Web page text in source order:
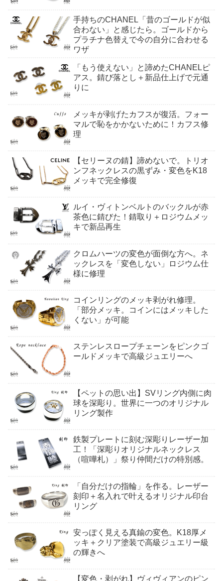
手持ちのCHANEL「昔のゴールドが似
合わない」と感じたら。ゴールドから
プラチナ色替えで今の自分に合わせる
ワザ
「もう使えない」と諦めたCHANELピ
アス。錆び落とし＋新品仕上げで元通
りに
メッキが剥げたカフスが復活。フォー
マルで恥をかかないために！カフス修
理
【セリーヌの錆】諦めないで。トリオ
ンフネックレスの黒ずみ・変色をK18
メッキで完全修復
ルイ・ヴィトンベルトのバックルが赤
茶色に錆びた！錆取り＋ロジウムメッ
キで新品再生
クロムハーツの変色が面倒な方へ。ネ
ックレスを「変色しない」ロジウム仕
様に修理
コインリングのメッキ剥がれ修理。
「部分メッキ。コインにはメッキした
くない」が可能
ステンレスロープチェーンをピンクゴ
ールドメッキで高級ジュエリーへ
【ペットの思い出】SVリング内側に肉
球を深彫り。世界に一つのオリジナル
リング製作
鉄製プレートに刻む深彫りレーザー加
工！「深彫りオリジナルネックレス
（喧嘩札）」祭り仲間だけの特別感。
「自分だけの指輪」を作る。レーザー
刻印＋名入れで叶えるオリジナル印台
リング
安っぽく見える真鍮の変色。K18厚メ
ッキ＋クリア塗装で高級ジュエリー級
の輝きへ
【変色・剥がれ】ヴィヴィアンのピン